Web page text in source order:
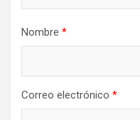
Nombre *
Correo electrónico *